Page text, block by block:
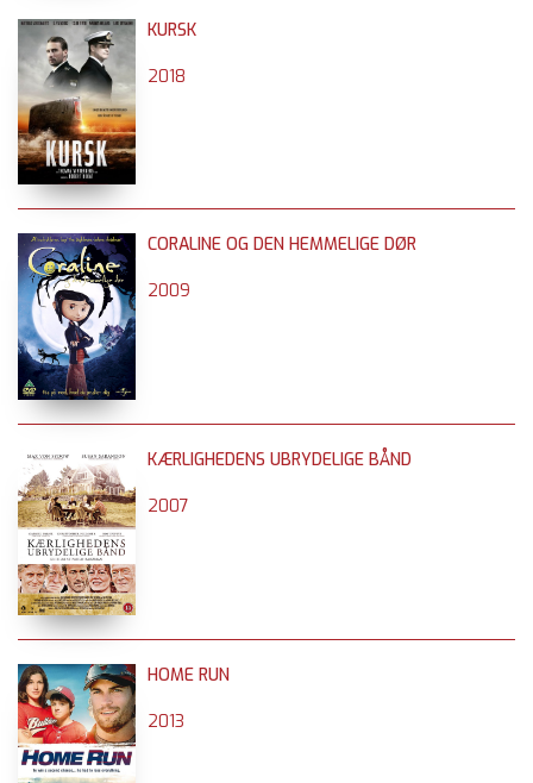
KURSK
2018
CORALINE OG DEN HEMMELIGE DØR
2009
KÆRLIGHEDENS UBRYDELIGE BÅND
2007
HOME RUN
2013